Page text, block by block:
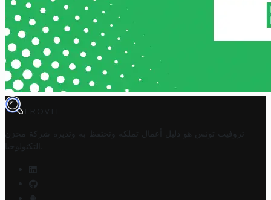
TROVIT
تروفيت تونس هو دليل أعمال تملكه وتحتفظ به وتديره
شركة مخزن
التكنولوجيا